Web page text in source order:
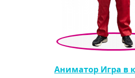
Аниматор Игра в